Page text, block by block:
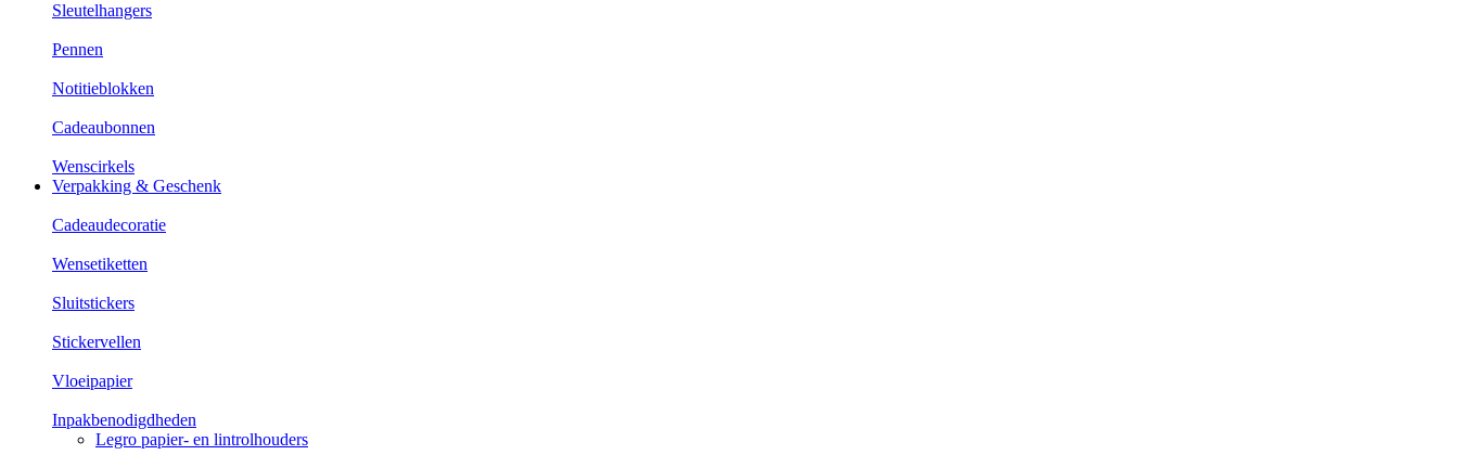
Sleutelhangers
Pennen
Notitieblokken
Cadeaubonnen
Wenscirkels
Verpakking & Geschenk
Cadeaudecoratie
Wensetiketten
Sluitstickers
Stickervellen
Vloeipapier
Inpakbenodigdheden
Legro papier- en lintrolhouders